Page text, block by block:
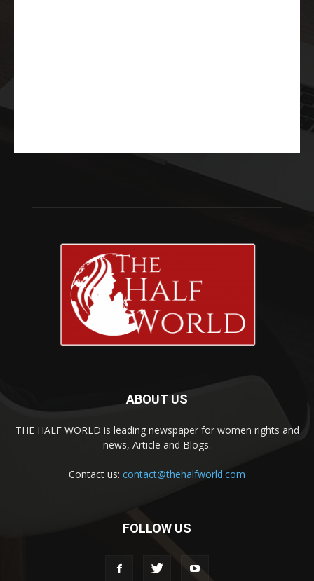
ABOUT US
THE HALF WORLD is leading newspaper for women rights and
news, Article and Blogs.
Contact us: contact@thehalfworld.com
FOLLOW US